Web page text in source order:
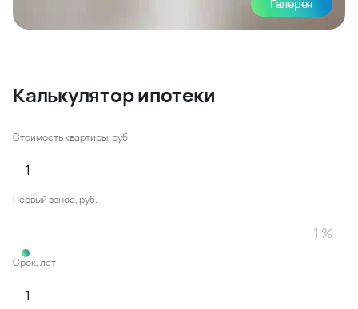
Галерея
Калькулятор ипотеки
Стоимость квартиры, руб.
Первый взнос, руб.
Срок, лет